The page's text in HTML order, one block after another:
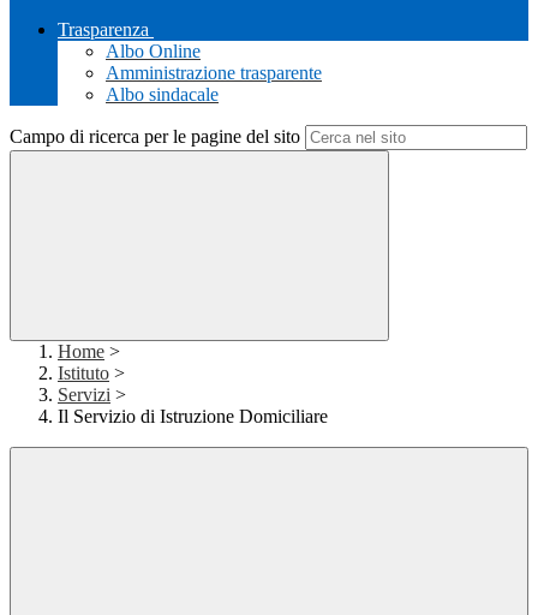
Trasparenza
Albo Online
Amministrazione trasparente
Albo sindacale
Campo di ricerca per le pagine del sito
Home >
Istituto >
Servizi >
Il Servizio di Istruzione Domiciliare